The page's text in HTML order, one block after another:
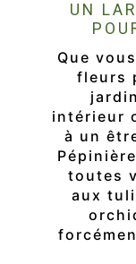
UN
Que
fleurs
intérieur
à un
toutes
aux